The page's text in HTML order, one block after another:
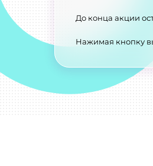
До конца акции
Нажимая кнопку